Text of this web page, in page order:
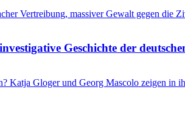
Vertreibung, massiver Gewalt gegen
Geschichte der
Katja Gloger und Georg Mascolo zeigen in